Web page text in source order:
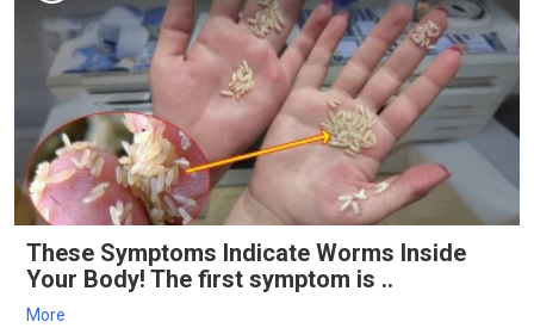
These Symptoms Indicate Worms Inside
Your Body! The first symptom is ..
More